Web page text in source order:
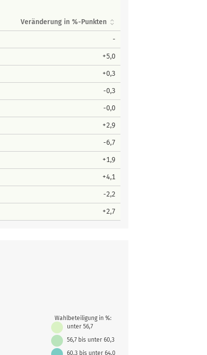
Veränderung in %-Punkten
-
+5,0
+0,3
-0,3
-0,0
+2,9
-6,7
+1,9
+4,1
-2,2
+2,7
Wahlbeteiligung in %:
unter 56,7
56,7 bis unter 60,3
60,3 bis unter 64,0